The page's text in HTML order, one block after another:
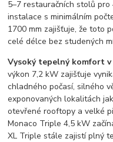
5–7 restauračních stolů
instalace s minimálním
1700 mm zajišťuje, že toto
celé délce bez studených
Vysoký tepelný komfort
výkon 7,2 kW zajišťuje
chladného počasí, silného
exponovaných lokalitách
otevřené rooftopy a velké
Monaco Triple 4,5 kW
XL Triple stále zajistí plný